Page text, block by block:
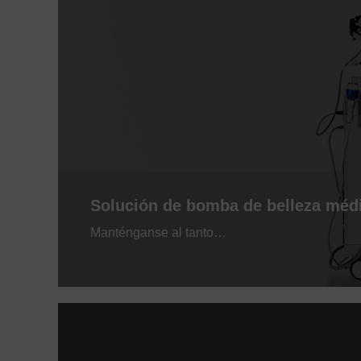
Solución de bomba de belleza
Manténganse al tanto…